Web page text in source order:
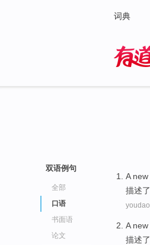
词典
双语例句
全部
口语
书面语
论文
A new
描述了
youdao
A new
描述了